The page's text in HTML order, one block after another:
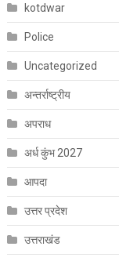
kotdwar
Police
Uncategorized
अन्तर्राष्ट्रीय
अपराध
अर्ध कुंभ 2027
आपदा
उत्तर प्रदेश
उत्तराखंड